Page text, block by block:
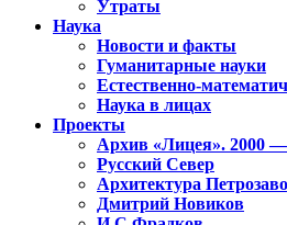
Утраты
Наука
Новости и факты
Гуманитарные науки
Естественно-
Наука в лицах
Проекты
Архив «Лицея». 2000 —
Русский Север
Архитектура
Дмитрий Новиков